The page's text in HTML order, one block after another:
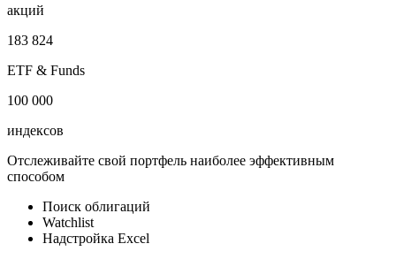
акций
183 824
ETF & Funds
100 000
индексов
Отслеживайте свой портфель наиболее эффективным
способом
Поиск облигаций
Watchlist
Надстройка Excel